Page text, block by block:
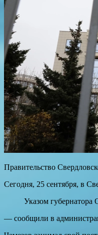
Правительство
Сегодня, 25 сентября, в
Указом губернатора
— сообщили в